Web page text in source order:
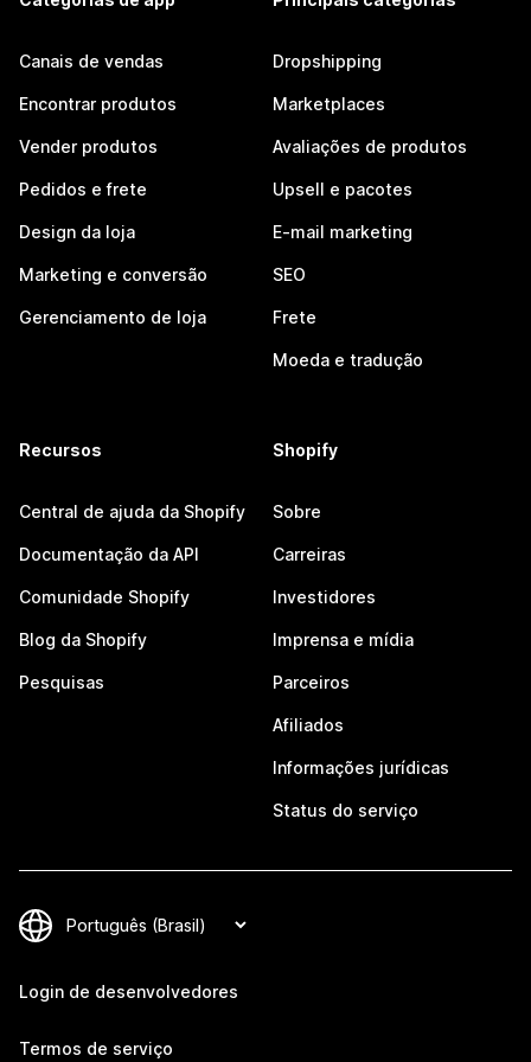
Canais de vendas
Encontrar produtos
Vender produtos
Pedidos e frete
Design da loja
Marketing e conversão
Gerenciamento de loja
Dropshipping
Marketplaces
Avaliações de produtos
Upsell e pacotes
E-mail marketing
SEO
Frete
Moeda e tradução
Recursos
Central de ajuda da Shopify
Documentação da API
Comunidade Shopify
Blog da Shopify
Pesquisas
Shopify
Sobre
Carreiras
Investidores
Imprensa e mídia
Parceiros
Afiliados
Informações jurídicas
Status do serviço
Login de desenvolvedores
Termos de serviço